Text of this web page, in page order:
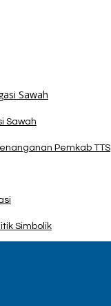
Sawah
Pemkab TTS
Simbolik